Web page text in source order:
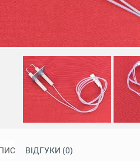
ВІДГУКИ (0)